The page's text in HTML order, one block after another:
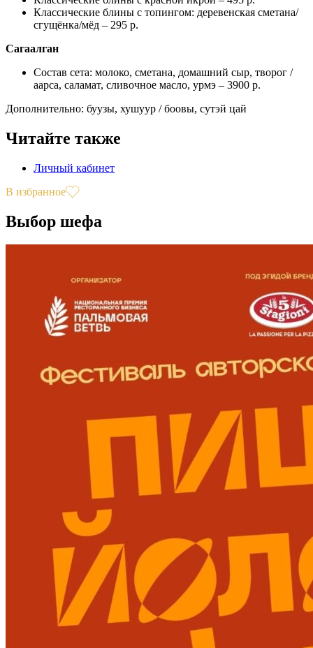
Классические блины с топингом: деревенская сметана/
сгущёнка/мёд – 295 р.
Сагаалган
Состав сета: молоко, сметана, домашний сыр, творог /
аарса, саламат, сливочное масло, урмэ – 3900 р.
Дополнительно: буузы, хушуур / боовы, сутэй цай
Читайте также
Личный кабинет
В избранное
Выбор шефа